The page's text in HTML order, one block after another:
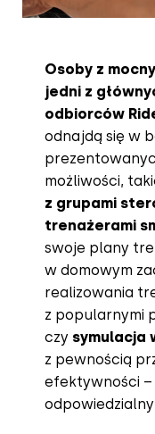
Osoby z
jedni z
odbiorców
odnajdą się w
możliwości,
z grupami
trenażerami
swoje plany
w domowym
realizowania
z popularnymi
czy symulacja
z pewnością
efektywności